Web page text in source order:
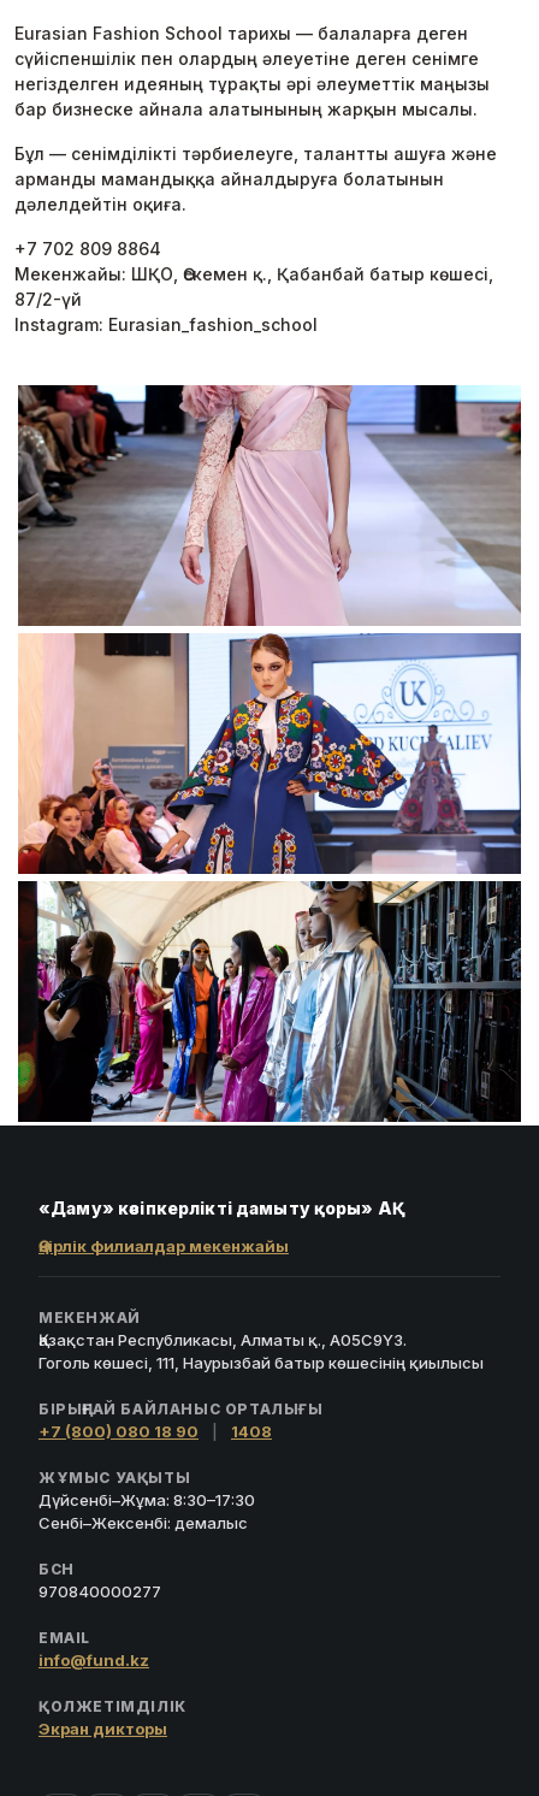
Eurasian Fashion School тарихы — балаларға деген
сүйіспеншілік пен олардың әлеуетіне деген сенімге
негізделген идеяның тұрақты әрі әлеуметтік маңызы
бар бизнеске айнала алатынының жарқын мысалы.
Бұл — сенімділікті тәрбиелеуге, талантты ашуға және
арманды мамандыққа айналдыруға болатынын
дәлелдейтін оқиға.
+7 702 809 8864
Мекенжайы: ШҚО, Өскемен қ., Қабанбай батыр көшесі,
87/2-үй
Instagram: Eurasian_fashion_school
«Даму» кәсіпкерлікті дамыту қоры» АҚ
Өңірлік филиалдар мекенжайы
МЕКЕНЖАЙ
Қазақстан Республикасы, Алматы қ., A05C9Y3.
Гоголь көшесі, 111, Наурызбай батыр көшесінің қиылысы
БІРЫҢҒАЙ БАЙЛАНЫС ОРТАЛЫҒЫ
+7 (800) 080 18 90 1408
ЖҰМЫС УАҚЫТЫ
Дүйсенбі–Жұма: 8:30–17:30
Сенбі–Жексенбі: демалыс
БСН
970840000277
EMAIL
info@fund.kz
ҚОЛЖЕТІМДІЛІК
Экран дикторы